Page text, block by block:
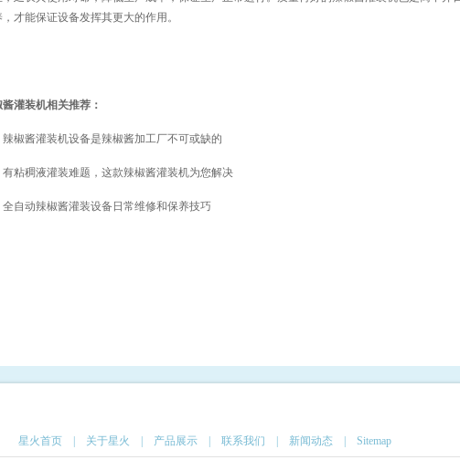
才能保证设备发挥其更大的作用。
灌装机相关推荐：
辣椒酱灌装机设备是辣椒酱加工厂不可或缺的
有粘稠液灌装难题，这款辣椒酱灌装机为您解决
全自动辣椒酱灌装设备日常维修和保养技巧
星火首页 关于星火 产品展示 联系我们 新闻动态 Sitemap